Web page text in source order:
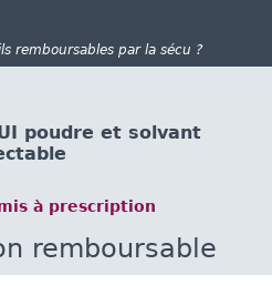
remboursables par la sécu ?
poudre et solvant
à prescription
remboursable